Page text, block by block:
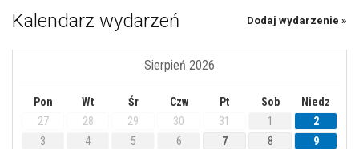
Kalendarz wydarzeń Dodaj wydarzenie »
Sierpień 2026
Pon Wt Śr Czw Pt Sob
Niedz
27
28 29 30 31 1
2
3
4 5 6 7 8
9